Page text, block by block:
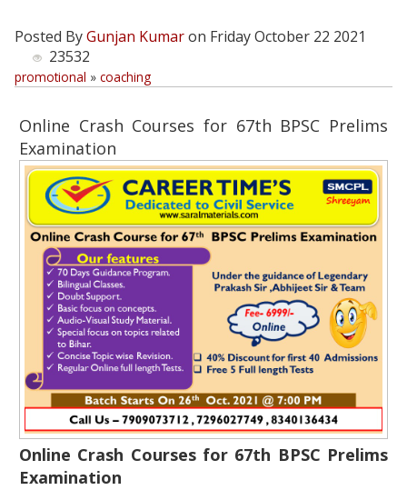
Posted ByGunjan Kumaron Friday October 22 2021
23532
promotional » coaching
Online Crash Courses for 67th BPSC Prelims
Examination
Online Crash Courses for 67th BPSC Prelims
Examination